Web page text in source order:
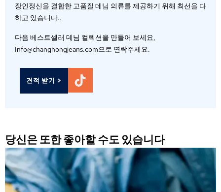
장인정신을 결합한 고품질 데님 의류를 제공하기 위해 최선을 다
하고 있습니다..
다음 베스트셀러 데님 컬렉션을 만들어 보세요,
Info@changhongjeans.com으로 연락주세요.
견적 받기 >
당신은 또한 좋아할 수도 있습니다